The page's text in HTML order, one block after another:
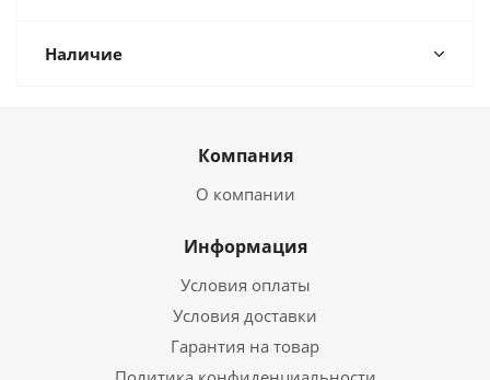
Наличие
Компания
О компании
Информация
Условия оплаты
Условия доставки
Гарантия на товар